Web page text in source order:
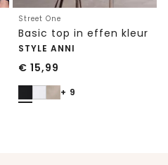
Street One
Basic top in effen kleur
STYLE ANNI
€ 15,99
+ 9